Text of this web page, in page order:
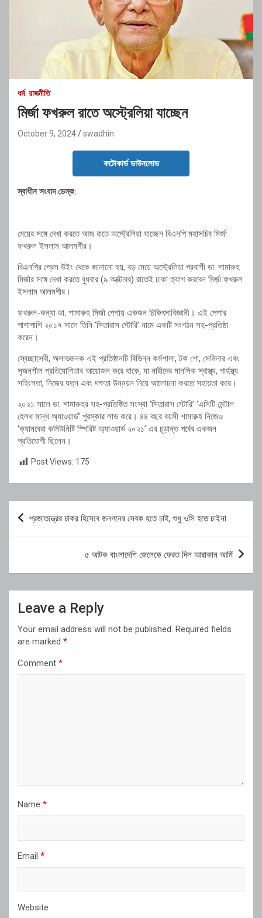
ধর্ম রাজনীতি
মির্জা ফখরুল রাতে অস্ট্রেলিয়া যাচ্ছেন
October 9, 2024 swadhin
ফটোকার্ড ডাউনলোড
স্বাধীন সংবাদ ডেস্ক:
মেয়ের সঙ্গে দেখা করতে আজ রাতে অস্ট্রেলিয়া যাচ্ছেন বিএনপি মহাসচিব মির্জা
ফখরুল ইসলাম আলমগীর।
বিএনপির প্রেস উইং থেকে জানানো হয়, বড় মেয়ে অস্ট্রেলিয়া প্রবাসী ডা. শামারুহ
মির্জার সঙ্গে দেখা করতে বুধবার (৯ অক্টোবর) রাতেই ঢাকা ত্যাগ করবেন মির্জা ফখরুল
ইসলাম আলমগীর।
ফখরুল-কন্যা ডা. শামারুহ মির্জা পেশায় একজন চিকিৎসাবিজ্ঞানী। এই পেশার
পাশাপাশি ২০১৭ সালে তিনি ‘সিতারাস স্টোরি’ নামে একটি সংগঠন সহ-প্রতিষ্ঠা
করেন।
স্বেচ্ছাসেবী, অলাভজনক এই প্রতিষ্ঠানটি বিভিন্ন কর্মশালা, টক শো, সেমিনার এবং
সৃজনশীল প্রতিযোগিতার আয়োজন করে থাকে, যা নারীদের মানসিক স্বাস্থ্য, গার্হস্থ্য
সহিংসতা, নিজের যত্ন এবং দক্ষতা উন্নয়ন নিয়ে আলোচনা করতে সহায়তা করে।
২০২১ সালে ডা. শামারুহর সহ-প্রতিষ্ঠিত সংস্থা ‘সিতারাস স্টোরি’ ‘এসিটি মেন্টাল
হেলথ মান্থ অ্যাওয়ার্ড’ পুরস্কার লাভ করে। ৪৪ বছর বয়সী শামারুহ নিজেও
‘ক্যানবেরা কমিউনিটি স্পিরিট অ্যাওয়ার্ড ২০২১’ এর চূড়ান্ত পর্বের একজন
প্রতিযোগী ছিলেন।
Post Views: 175
Post
navigation
প্রজাতন্ত্রের চাকর হিসেবে জনগনের সেবক হতে চাই, শুধু ওসি হতে চাইনা
৫ আটক বাংলাদেশি জেলেকে ফেরত দিল আরাকান আর্মি
Leave a Reply
Your email address will not be published. Required fields
are marked *
Comment *
Name *
Email *
Website